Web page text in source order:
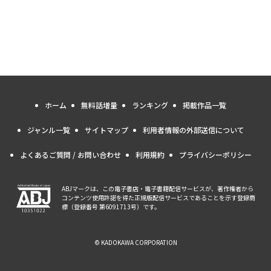
ホーム 無料話増量 ランキング 掲載作品一覧
ジャンル一覧 サイトマップ 利用者情報の外部送信について
よくあるご質問 / お問い合わせ 利用規約 プライバシーポリシー
ABJマークは、この電子書店・電子書籍配信サービスが、著作権者から
コンテンツ使用許諾を得た正規版配信サービスであることを示す登録商
標（登録番号 第6091713号）です。
© KADOKAWA CORPORATION